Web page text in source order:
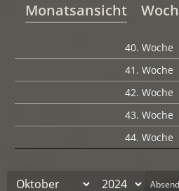
Monatsansicht
40. Woche
41. Woche
42. Woche
43. Woche
44. Woche